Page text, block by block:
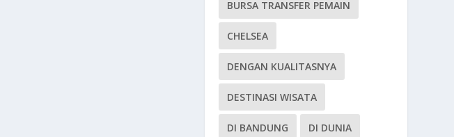
BURSA TRANSFER PEMAIN
CHELSEA
DENGAN KUALITASNYA
DESTINASI WISATA
DI BANDUNG DI DUNIA